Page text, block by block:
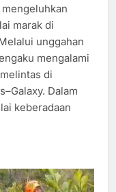
mengeluhkan
marak di
unggahan
mengalami
di
Dalam
keberadaan